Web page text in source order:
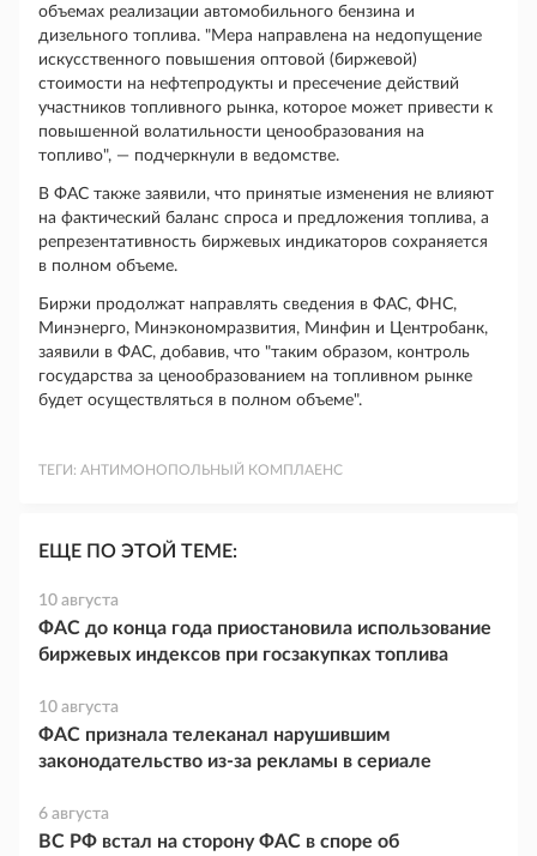
объемах реализации автомобильного бензина и
дизельного топлива. "Мера направлена на недопущение
искусственного повышения оптовой (биржевой)
стоимости на нефтепродукты и пресечение действий
участников топливного рынка, которое может привести к
повышенной волатильности ценообразования на
топливо", — подчеркнули в ведомстве.
В ФАС также заявили, что принятые изменения не влияют
на фактический баланс спроса и предложения топлива, а
репрезентативность биржевых индикаторов сохраняется
в полном объеме.
Биржи продолжат направлять сведения в ФАС, ФНС,
Минэнерго, Минэкономразвития, Минфин и Центробанк,
заявили в ФАС, добавив, что "таким образом, контроль
государства за ценообразованием на топливном рынке
будет осуществляться в полном объеме".
ТЕГИ: АНТИМОНОПОЛЬНЫЙ КОМПЛАЕНС
ЕЩЕ ПО ЭТОЙ ТЕМЕ:
10 августа
ФАС до конца года приостановила использование
биржевых индексов при госзакупках топлива
10 августа
ФАС признала телеканал нарушившим
законодательство из-за рекламы в сериале
6 августа
ВС РФ встал на сторону ФАС в споре об